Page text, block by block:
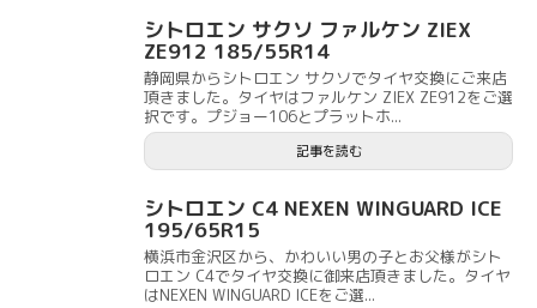
シトロエン サクソ ファルケン ZIEX
ZE912 185/55R14
静岡県からシトロエン サクソでタイヤ交換にご来店
頂きました。タイヤはファルケン ZIEX ZE912をご選
択です。プジョー106とプラットホ...
記事を読む
シトロエン C4 NEXEN WINGUARD ICE
195/65R15
横浜市金沢区から、かわいい男の子とお父様がシト
ロエン C4でタイヤ交換に御来店頂きました。タイヤ
はNEXEN WINGUARD ICEをご選...